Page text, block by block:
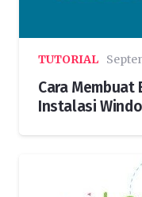
TUTORIAL
Cara Membuat
Instalasi